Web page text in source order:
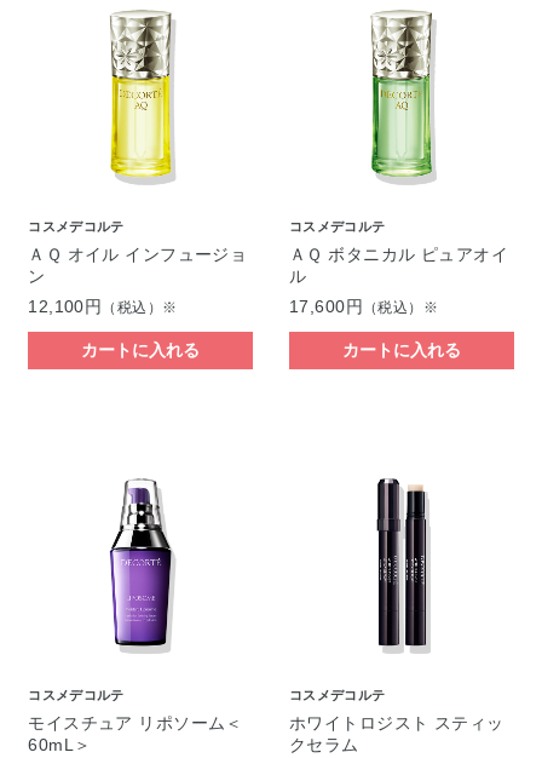
コスメデコルテ
ＡＱ オイル インフュージョ
ン
12,100円
（税込）※
カートに入れる
コスメデコルテ
ＡＱ ボタニカル ピュアオイ
ル
17,600円
（税込）※
カートに入れる
コスメデコルテ
モイスチュア リポソーム＜
60mL＞
コスメデコルテ
ホワイトロジスト スティッ
クセラム